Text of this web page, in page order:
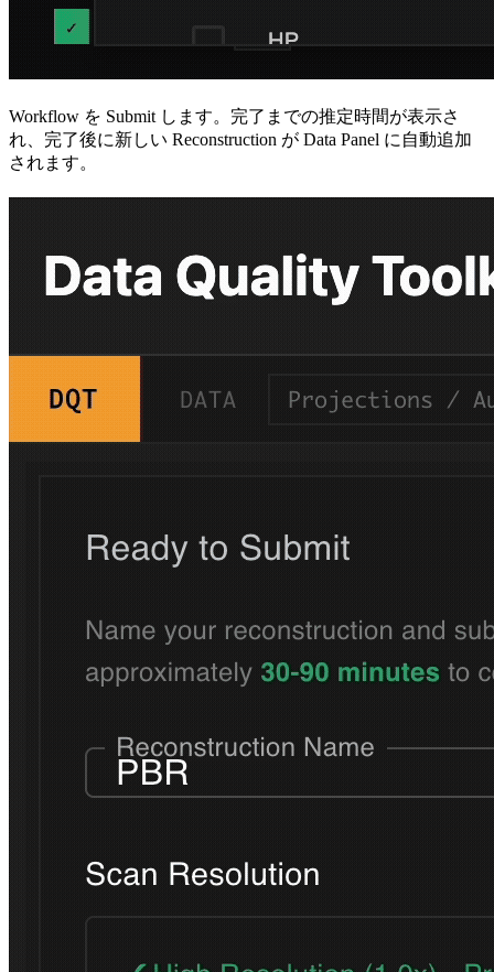
Workflow を Submit します。完了までの推定時間が表示さ
れ、完了後に新しい Reconstruction が Data Panel に自動追加
されます。